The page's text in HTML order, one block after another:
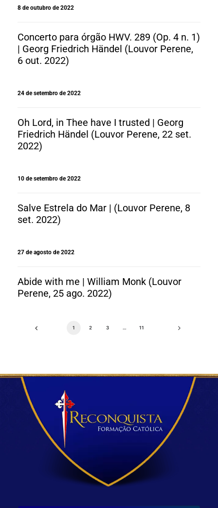
8 de outubro de 2022
Concerto para órgão HWV. 289 (Op. 4 n. 1)
| Georg Friedrich Händel (Louvor Perene,
6 out. 2022)
24 de setembro de 2022
Oh Lord, in Thee have I trusted | Georg
Friedrich Händel (Louvor Perene, 22 set.
2022)
10 de setembro de 2022
Salve Estrela do Mar | (Louvor Perene, 8
set. 2022)
27 de agosto de 2022
Abide with me | William Monk (Louvor
Perene, 25 ago. 2022)
1 2 3 … 11